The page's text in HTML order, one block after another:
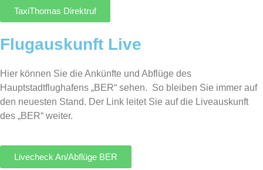
TaxiThomas Direktruf
Flugauskunft Live
Hier können Sie die Ankünfte und Abflüge des
Hauptstadtflughafens „BER“ sehen. So bleiben Sie immer auf
den neuesten Stand. Der Link leitet Sie auf die Liveauskunft
des „BER“ weiter.
Livecheck An/Abflüge BER